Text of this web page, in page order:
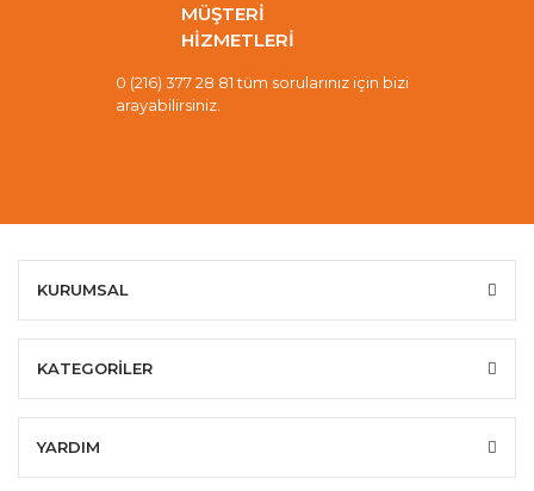
MÜŞTERİ
HİZMETLERİ
0 (216) 377 28 81 tüm sorularınız için bizi
arayabilirsiniz.
KURUMSAL
KATEGORİLER
YARDIM